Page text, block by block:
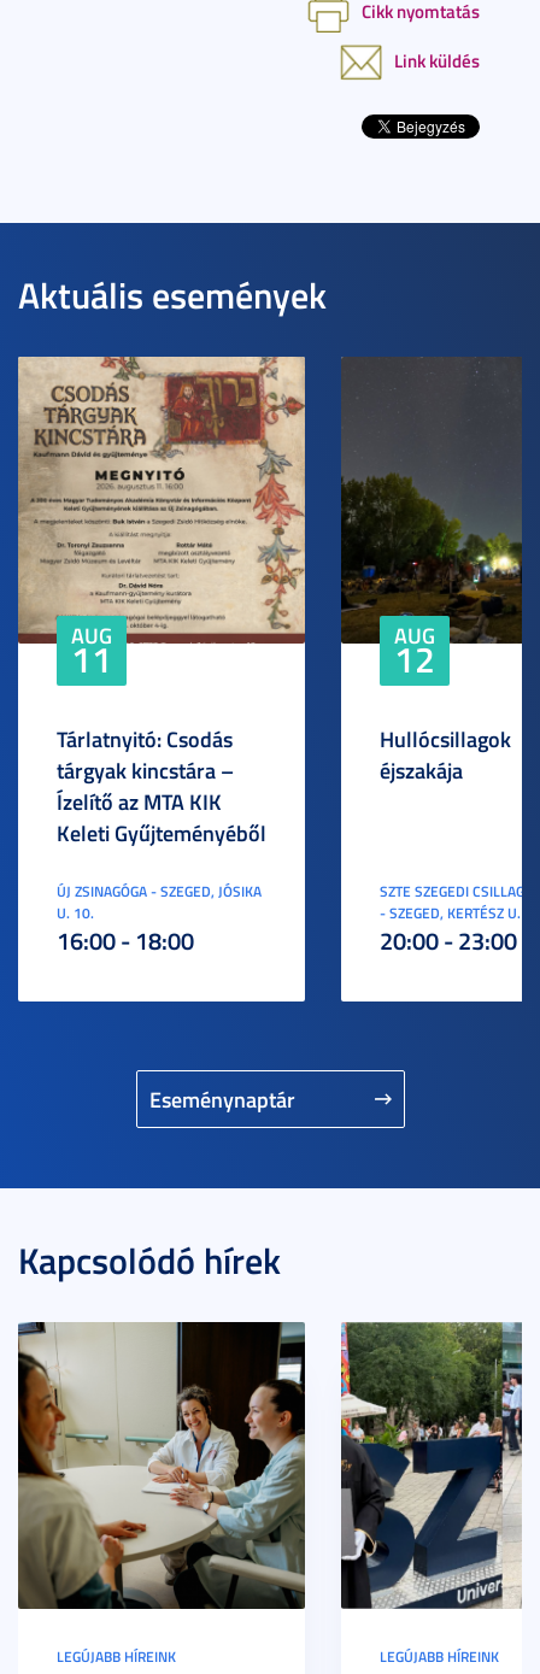
Cikk nyomtatás
Link küldés
Aktuális események
Eseménynaptár
AUG
11
Tárlatnyitó: Csodás
tárgyak kincstára –
Ízelítő az MTA KIK
Keleti Gyűjteményéből
ÚJ ZSINAGÓGA - SZEGED, JÓSIKA
U. 10.
16:00 - 18:00
AUG
12
Hullócsillagok
éjszakája
SZTE SZEGEDI
- SZEGED, KERTÉSZ U. 3.
20:00 - 23:00
Kapcsolódó hírek
LEGÚJABB HÍREINK LEGÚJABB HÍREINK